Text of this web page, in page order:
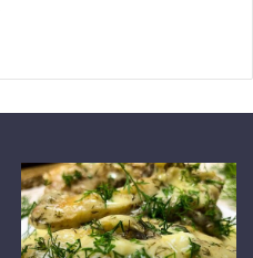
Скумбрия
в
средиземноморском
маринаде,
08.05.2026